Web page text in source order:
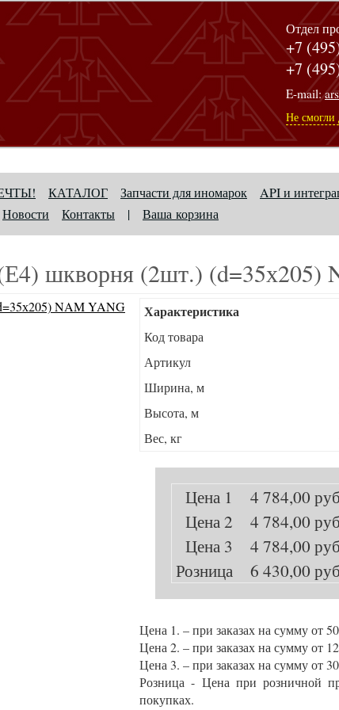
Отдел
+7
+7
E-mail:
Не смогли
КАТАЛОГ Запчасти для иномарок
API и
Новости Контакты | Ваша корзина
шкворня (2шт.) (d=35х205)
Характеристика
Код товара
Артикул
Ширина, м
Высота, м
Вес, кг
Цена 1
4 784,00
Цена 2
4 784,00
Цена 3
4 784,00
Розница
6 430,00
Цена 1. – при заказах на сумму от
Цена 2. – при заказах на сумму от
Цена 3. – при заказах на сумму от
Розница - Цена при розничной
покупках.